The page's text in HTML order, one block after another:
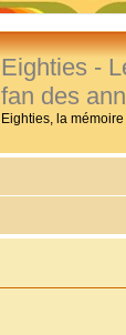
Eighties -
fan des
Eighties, la